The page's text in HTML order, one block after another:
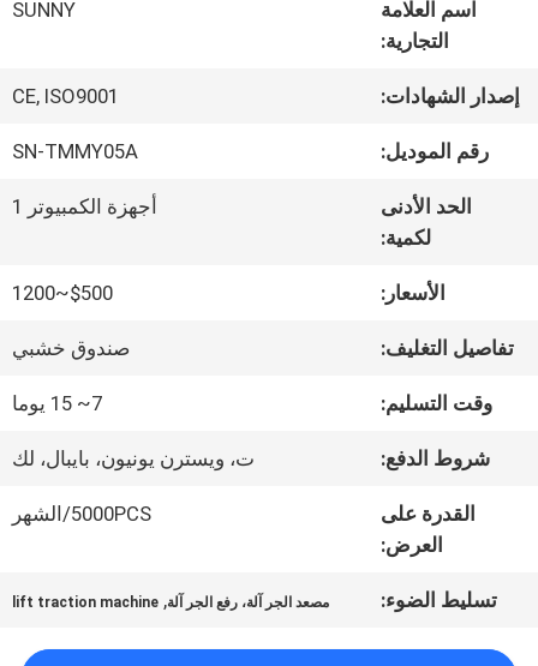
معلومات
المعمل
مراقبة
الجودة
اسم العلامة
التجارية:
SUNNY
إصدار الشهادات: CE, ISO9001
رقم الموديل: SN-TMMY05A
الحد الأدنى
لكمية:
أجهزة الكمبيوتر 1
الأسعار: $500~1200
تفاصيل التغليف: صندوق خشبي
وقت التسليم: 7~ 15 يوما
شروط الدفع: ت، ويسترن يونيون، بايبال، لك
القدرة على
العرض:
5000PCS/الشهر
تسليط الضوء: مصعد الجر آلة، رفع الجر آلة,
lift traction machine